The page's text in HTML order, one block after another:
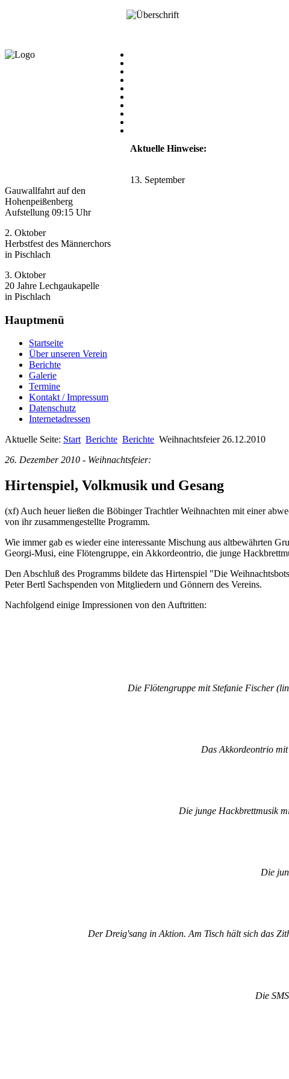
Aktuelle Hinweise:
13. September
Gauwallfahrt auf den
Hohenpeißenberg
Aufstellung 09:15 Uhr
2. Oktober
Herbstfest des Männerchors
in Pischlach
3. Oktober
20 Jahre Lechgaukapelle
in Pischlach
Hauptmenü
Startseite
Über unseren Verein
Berichte
Galerie
Termine
Kontakt / Impressum
Datenschutz
Internetadressen
Aktuelle Seite: Start Berichte Berichte Weihnachtsfeier 26.12.2010
26. Dezember 2010 - Weihnachtsfeier:
Hirtenspiel, Volkmusik und Gesang
(xf) Auch heuer ließen die Böbinger Trachtler Weihnachten mit einer
von ihr zusammengestellte Programm.
Wie immer gab es wieder eine interessante Mischung aus altbewährten
Georgi-Musi, eine Flötengruppe, ein Akkordeontrio, die junge
Den Abschluß des Programms bildete das Hirtenspiel "Die
Peter Bertl Sachspenden von Mitgliedern und Gönnern des Vereins.
Nachfolgend einige Impressionen von den Auftritten:
Die Flötengruppe mit Stefanie Fischer
Das Akkordeontrio
Die junge Hackbrettmusik
Die
Der Dreig'sang in Aktion. Am Tisch hält sich das
Die